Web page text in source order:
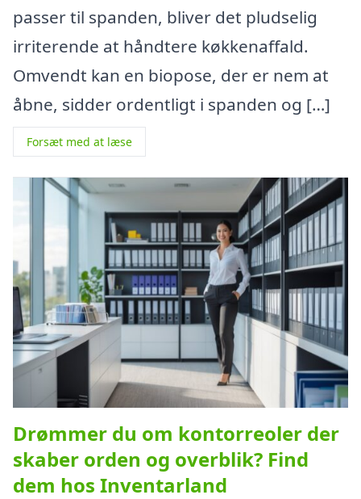
passer til spanden, bliver det pludselig
irriterende at håndtere køkkenaffald.
Omvendt kan en biopose, der er nem at
åbne, sidder ordentligt i spanden og […]
Forsæt med at læse
Drømmer du om kontorreoler der
skaber orden og overblik? Find
dem hos Inventarland